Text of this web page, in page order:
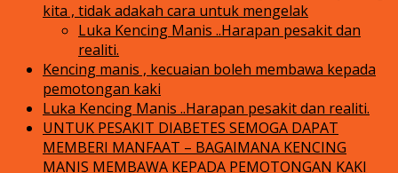
kita , tidak adakah cara untuk mengelak
Luka Kencing Manis ..Harapan pesakit dan
realiti.
Kencing manis , kecuaian boleh membawa kepada
pemotongan kaki
Luka Kencing Manis ..Harapan pesakit dan realiti.
UNTUK PESAKIT DIABETES SEMOGA DAPAT
MEMBERI MANFAAT – BAGAIMANA KENCING
MANIS MEMBAWA KEPADA PEMOTONGAN KAKI